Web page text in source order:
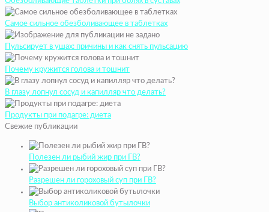
Самое сильное обезболивающее в таблетках
Пульсирует в ушах: причины и как снять пульсацию
Почему кружится голова и тошнит
В глазу лопнул сосуд и капилляр что делать?
Продукты при подагре: диета
Свежие публикации
Полезен ли рыбий жир при ГВ?
Разрешен ли гороховый суп при ГВ?
Выбор антиколиковой бутылочки